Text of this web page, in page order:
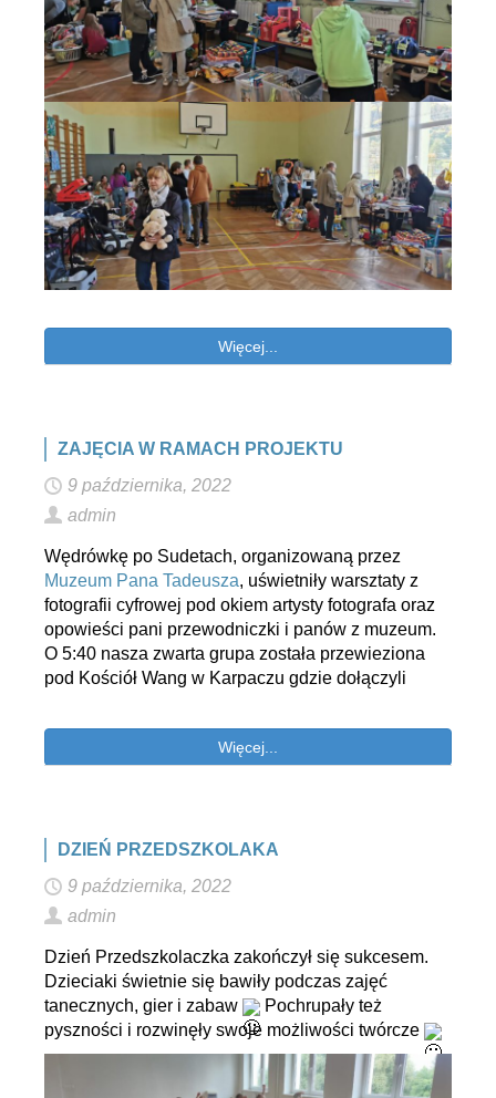
Więcej...
ZAJĘCIA W RAMACH PROJEKTU
9 października, 2022
admin
Wędrówkę po Sudetach, organizowaną przez
Muzeum Pana Tadeusza, uświetniły warsztaty z
fotografii cyfrowej pod okiem artysty fotografa oraz
opowieści pani przewodniczki i panów z muzeum.
O 5:40 nasza zwarta grupa została przewieziona
pod Kościół Wang w Karpaczu gdzie dołączyli
Więcej...
DZIEŃ PRZEDSZKOLAKA
9 października, 2022
admin
Dzień Przedszkolaczka zakończył się sukcesem.
Dzieciaki świetnie się bawiły podczas zajęć
tanecznych, gier i zabaw
Pochrupały też
pyszności i rozwinęły swoje możliwości twórcze